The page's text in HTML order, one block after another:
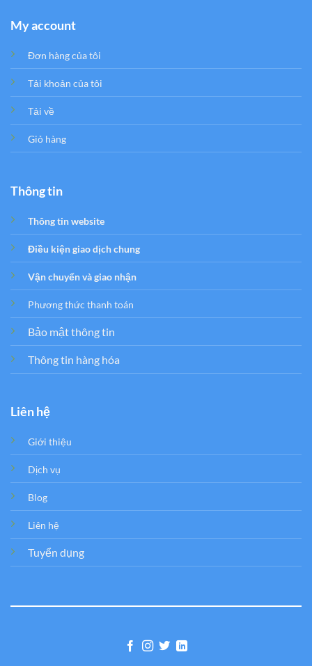
My account
Đơn hàng của tôi
Tải khoản của tôi
Tải về
Giỏ hàng
Thông tin
Thông tin website
Điều kiện giao dịch chung
Vận chuyển và giao nhận
Phương thức thanh toán
Bảo mật thông tin
Thông tin hàng hóa
Liên hệ
Giới thiệu
Dịch vụ
Blog
Liên hệ
Tuyển dụng